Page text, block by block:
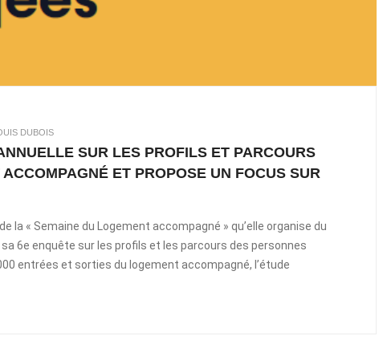
DUBOIS
SUR LES PROFILS ET PARCOURS
ET PROPOSE UN FOCUS SUR
la « Semaine du Logement accompagné » qu’elle organise du
sa 6e enquête sur les profils et les parcours des personnes
entrées et sorties du logement accompagné, l’étude